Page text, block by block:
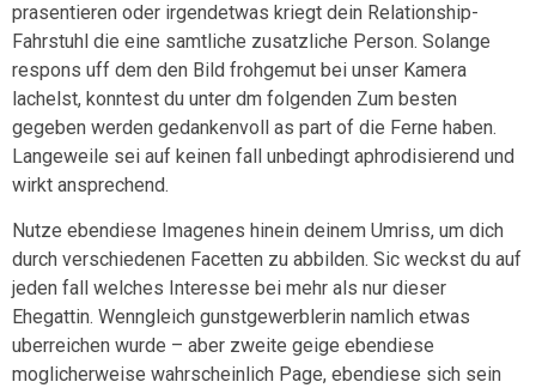
prasentieren oder irgendetwas kriegt dein Relationship-
Fahrstuhl die eine samtliche zusatzliche Person. Solange
respons uff dem den Bild frohgemut bei unser Kamera
lachelst, konntest du unter dm folgenden Zum besten
gegeben werden gedankenvoll as part of die Ferne haben.
Langeweile sei auf keinen fall unbedingt aphrodisierend und
wirkt ansprechend.
Nutze ebendiese Imagenes hinein deinem Umriss, um dich
durch verschiedenen Facetten zu abbilden. Sic weckst du auf
jeden fall welches Interesse bei mehr als nur dieser
Ehegattin. Wenngleich gunstgewerblerin namlich etwas
uberreichen wurde – aber zweite geige ebendiese
moglicherweise wahrscheinlich Page, ebendiese sich sein